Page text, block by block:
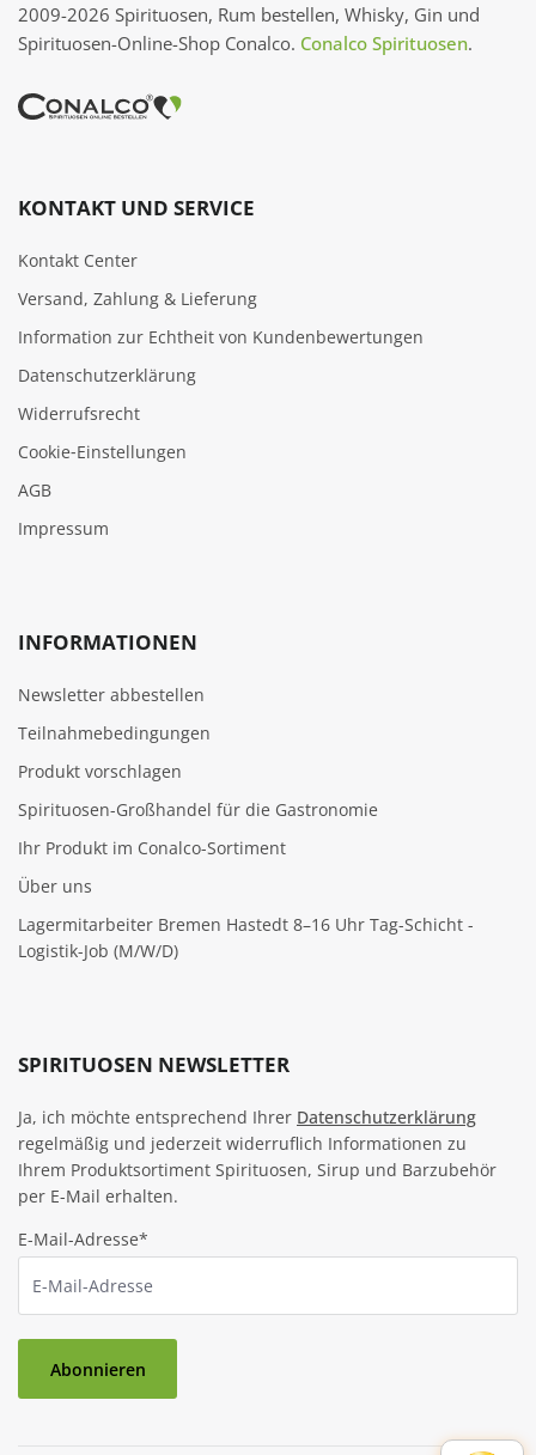
2009-2026 Spirituosen, Rum bestellen, Whisky, Gin und
Spirituosen-Online-Shop Conalco. Conalco Spirituosen.
KONTAKT UND SERVICE
Kontakt Center
Versand, Zahlung & Lieferung
Information zur Echtheit von Kundenbewertungen
Datenschutzerklärung
Widerrufsrecht
Cookie‑Einstellungen
AGB
Impressum
INFORMATIONEN
Newsletter abbestellen
Teilnahmebedingungen
Produkt vorschlagen
Spirituosen-Großhandel für die Gastronomie
Ihr Produkt im Conalco-Sortiment
Über uns
Lagermitarbeiter Bremen Hastedt 8–16 Uhr Tag-Schicht -
Logistik-Job (M/W/D)
SPIRITUOSEN NEWSLETTER
Ja, ich möchte entsprechend Ihrer Datenschutzerklärung
regelmäßig und jederzeit widerruflich Informationen zu
Ihrem Produktsortiment Spirituosen, Sirup und Barzubehör
per E-Mail erhalten.
E-Mail-Adresse*
Abonnieren